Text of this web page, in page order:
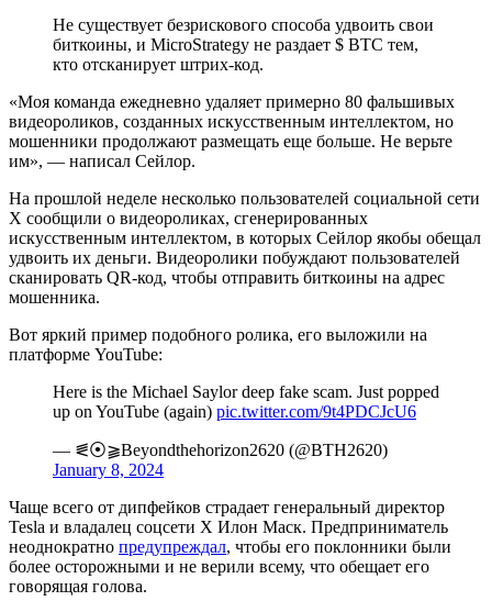
Не существует безрискового способа удвоить свои
биткоины, и MicroStrategy не раздает $ BTC тем,
кто отсканирует штрих-код.
«Моя команда ежедневно удаляет примерно 80 фальшивых
видеороликов, созданных искусственным интеллектом, но
мошенники продолжают размещать еще больше. Не верьте
им», — написал Сейлор.
На прошлой неделе несколько пользователей социальной сети
X сообщили о видеороликах, сгенерированных
искусственным интеллектом, в которых Сейлор якобы обещал
удвоить их деньги. Видеоролики побуждают пользователей
сканировать QR-код, чтобы отправить биткоины на адрес
мошенника.
Вот яркий пример подобного ролика, его выложили на
платформе YouTube:
Here is the Michael Saylor deep fake scam. Just popped
up on YouTube (again) pic.twitter.com/9t4PDCJcU6
— ⪛⦿⫺Beyondthehorizon2620 (@BTH2620)
January 8, 2024
Чаще всего от дипфейков страдает генеральный директор
Tesla и владалец соцсети X Илон Маск. Предприниматель
неоднократно предупреждал, чтобы его поклонники были
более осторожными и не верили всему, что обещает его
говорящая голова.